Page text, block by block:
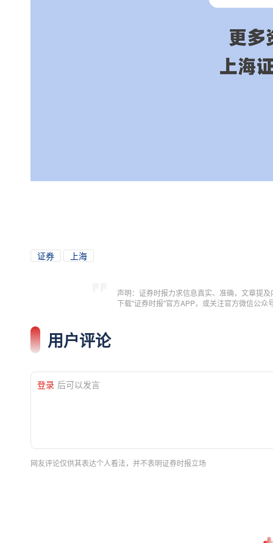
证券 上海
声明：证券时报力求信息真实、准确，文章提
下载"证券时报"官方APP，或关注官方微信公
用户评论
登录 后可以发言
网友评论仅供其表达个人看法，并不表明证券时报立场